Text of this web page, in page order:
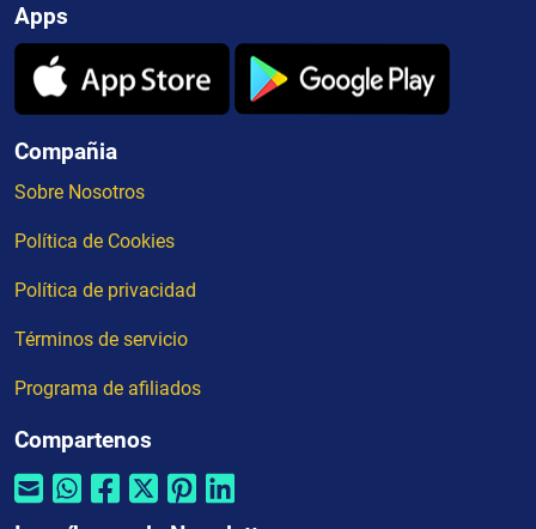
Apps
Compañia
Sobre Nosotros
Política de Cookies
Política de privacidad
Términos de servicio
Programa de afiliados
Compartenos